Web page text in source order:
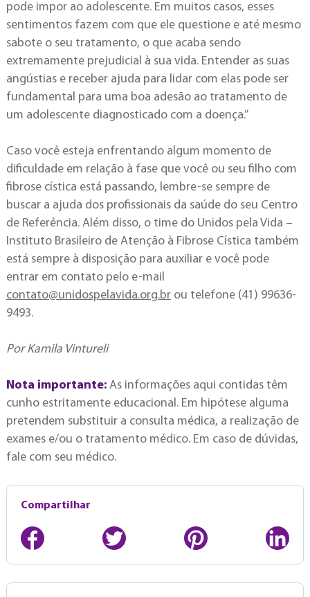
pode impor ao adolescente. Em muitos casos, esses
sentimentos fazem com que ele questione e até mesmo
sabote o seu tratamento, o que acaba sendo
extremamente prejudicial à sua vida. Entender as suas
angústias e receber ajuda para lidar com elas pode ser
fundamental para uma boa adesão ao tratamento de
um adolescente diagnosticado com a doença.”
Caso você esteja enfrentando algum momento de
dificuldade em relação à fase que você ou seu filho com
fibrose cística está passando, lembre-se sempre de
buscar a ajuda dos profissionais da saúde do seu Centro
de Referência. Além disso, o time do Unidos pela Vida –
Instituto Brasileiro de Atenção à Fibrose Cística também
está sempre à disposição para auxiliar e você pode
entrar em contato pelo e-mail
contato@unidospelavida.org.brou telefone (41) 99636-
9493.
Por Kamila Vintureli
Nota importante:As informações aqui contidas têm
cunho estritamente educacional. Em hipótese alguma
pretendem substituir a consulta médica, a realização de
exames e/ou o tratamento médico. Em caso de dúvidas,
fale com seu médico.
Compartilhar